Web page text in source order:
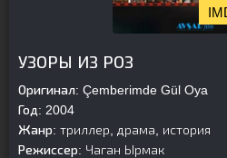
УЗОРЫ ИЗ РОЗ
Оригинал: Çemberimde Gül Oya
Год: 2004
Жанр: триллер, драма, история
Режиссер: Чаган Ырмак